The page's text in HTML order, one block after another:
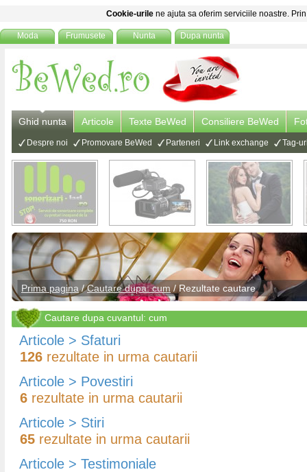
Cookie-urile ne ajuta sa oferim serviciile noastre.
Moda Frumusete Nunta Dupa nunta
Ghid nunta Articole Texte BeWed Consiliere BeWed
Despre noi Promovare BeWed Parteneri Link exchange Tag-
Prima pagina/Cautare dupa: cum/ Rezultate cautare
Cautare dupa cuvantul: cum
Articole > Sfaturi
126 rezultate in urma cautarii
Articole > Povestiri
6 rezultate in urma cautarii
Articole > Stiri
65 rezultate in urma cautarii
Articole > Testimoniale